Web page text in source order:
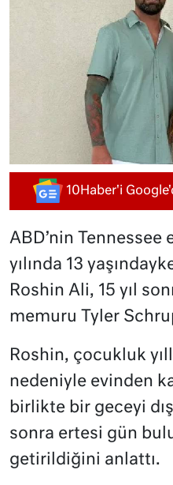
10Haber'i
ABD’nin Tennessee
yılında 13
Roshin Ali, 15 yıl
memuru Tyler
Roshin, çocukluk
nedeniyle evinden
birlikte bir geceyi
sonra ertesi gün
getirildiğini anlattı.